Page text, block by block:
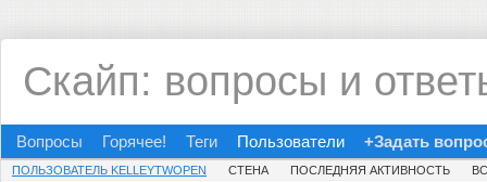
Скайп: вопросы и
Вопросы Горячее! Теги Пользователи +Задать
ПОЛЬЗОВАТЕЛЬ KELLEYTWOPEN СТЕНА ПОСЛЕДНЯЯ АКТИВНОСТЬ